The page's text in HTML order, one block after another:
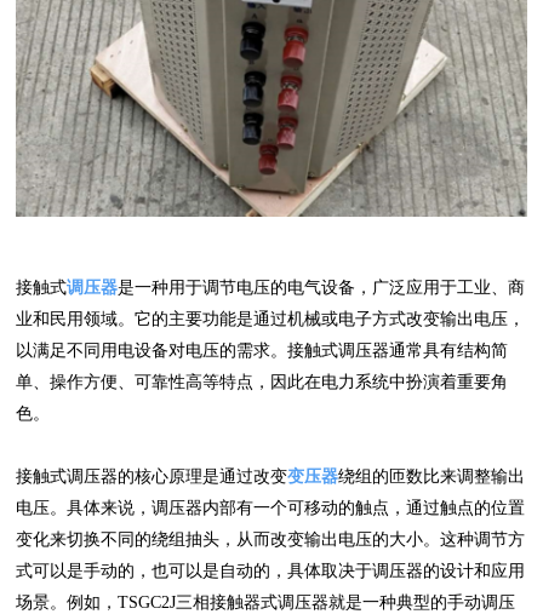
接触式调压器是一种用于调节电压的电气设备，广泛应用于工业、商
业和民用领域。它的主要功能是通过机械或电子方式改变输出电压，
以满足不同用电设备对电压的需求。接触式调压器通常具有结构简
单、操作方便、可靠性高等特点，因此在电力系统中扮演着重要角
色。
接触式调压器的核心原理是通过改变变压器绕组的匝数比来调整输出
电压。具体来说，调压器内部有一个可移动的触点，通过触点的位置
变化来切换不同的绕组抽头，从而改变输出电压的大小。这种调节方
式可以是手动的，也可以是自动的，具体取决于调压器的设计和应用
场景。例如，TSGC2J三相接触器式调压器就是一种典型的手动调压